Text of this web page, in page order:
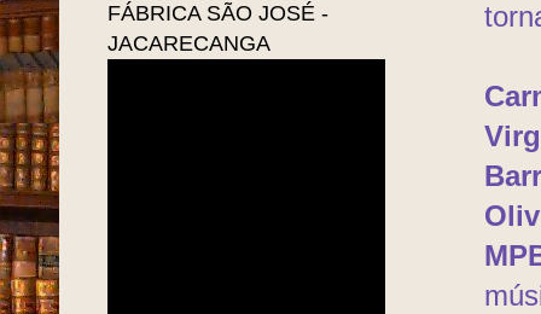
FÁBRICA SÃO JOSÉ -
JACARECANGA